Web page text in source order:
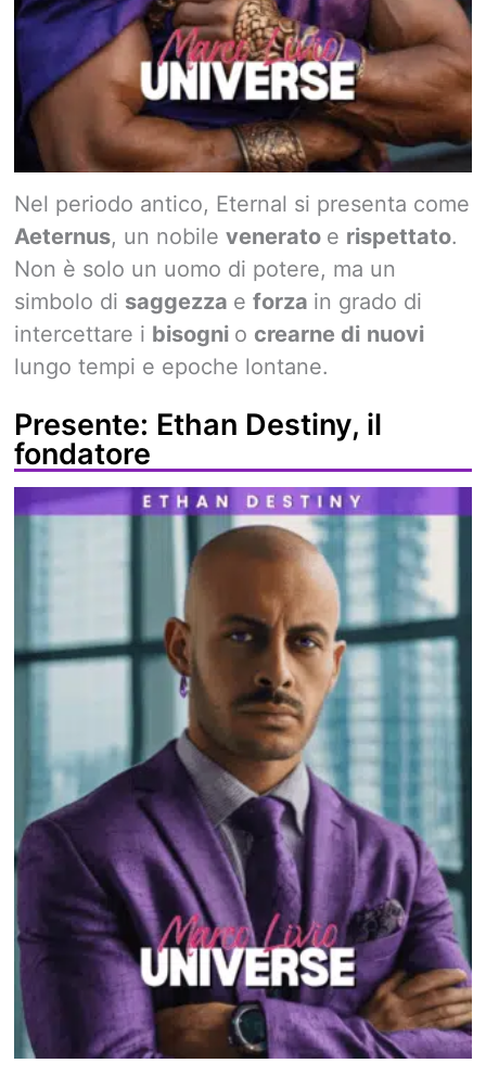
Nel periodo antico, Eternal si presenta come
Aeternus, un nobile venerato e rispettato.
Non è solo un uomo di potere, ma un
simbolo di saggezza e forza in grado di
intercettare i bisogni o crearne di nuovi
lungo tempi e epoche lontane.
Presente: Ethan Destiny, il
fondatore